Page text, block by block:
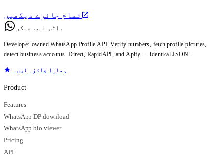
تمام جائزے دیکھیں
واٹس ایپ چیکر
Developer-owned WhatsApp Profile API. Verify numbers, fetch profile pictures,
detect business accounts. Direct, RapidAPI, and Apify — identical JSON.
ہمارا جائزہ لیں۔
Product
Features
WhatsApp DP download
WhatsApp bio viewer
Pricing
API